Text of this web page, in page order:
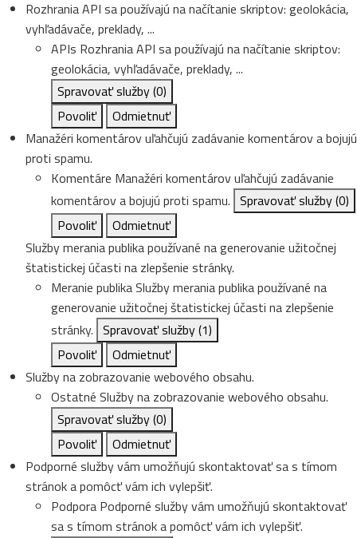
Rozhrania API sa používajú na načítanie skriptov: geolokácia,
vyhľadávače, preklady, ...
APIs Rozhrania API sa používajú na načítanie skriptov:
geolokácia, vyhľadávače, preklady, ...
Spravovať služby(0)
Povoliť
Odmietnuť
Manažéri komentárov uľahčujú zadávanie komentárov a bojujú
proti spamu.
Komentáre Manažéri komentárov uľahčujú zadávanie
komentárov a bojujú proti spamu. Spravovať služby(0)
Povoliť
Odmietnuť
Služby merania publika používané na generovanie užitočnej
štatistickej účasti na zlepšenie stránky.
Meranie publikaSlužby merania publika používané na
generovanie užitočnej štatistickej účasti na zlepšenie
stránky. Spravovať služby(1)
Povoliť
Odmietnuť
Služby na zobrazovanie webového obsahu.
Ostatné Služby na zobrazovanie webového obsahu.
Spravovať služby(0)
Povoliť
Odmietnuť
Podporné služby vám umožňujú skontaktovať sa s tímom
stránok a pomôcť vám ich vylepšiť.
Podpora Podporné služby vám umožňujú skontaktovať
sa s tímom stránok a pomôcť vám ich vylepšiť.